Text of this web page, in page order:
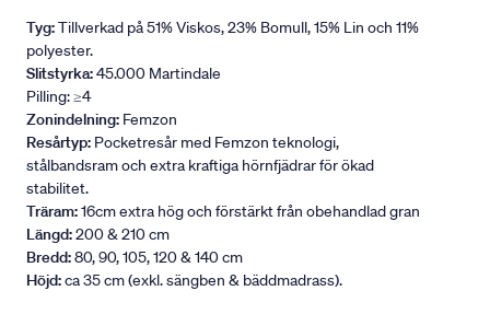
Tyg:Tillverkad på 51% Viskos, 23% Bomull, 15% Lin och 11%
polyester.
Slitstyrka:45.000 Martindale
Pilling: ≥4
Zonindelning: Femzon
Resårtyp: Pocketresår med Femzon teknologi,
stålbandsram och extra kraftiga hörnfjädrar för ökad
stabilitet.
Träram:16cm extra hög och förstärkt från obehandlad gran
Längd:200 & 210 cm
Bredd:80, 90, 105, 120 & 140 cm
Höjd:ca 35 cm (exkl. sängben & bäddmadrass).